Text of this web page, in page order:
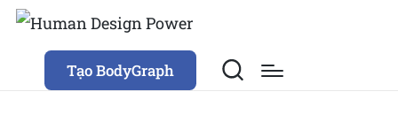
Tạo BodyGraph